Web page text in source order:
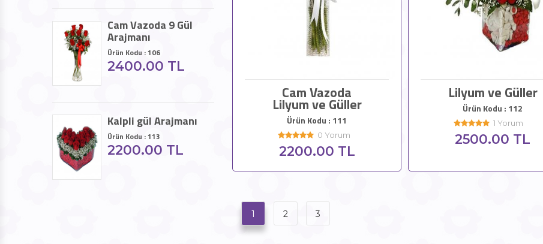
Cam Vazoda
Lilyum ve Güller
Ürün Kodu : 111
0 Yorum
2200.00 TL
Lilyum ve Güller
Ürün Kodu : 112
1 Yorum
2500.00 TL
1 2 3
Cam Vazoda 9 Gül
Arajmanı
Ürün Kodu : 106
2400.00 TL
Kalpli gül Arajmanı
Ürün Kodu : 113
2200.00 TL